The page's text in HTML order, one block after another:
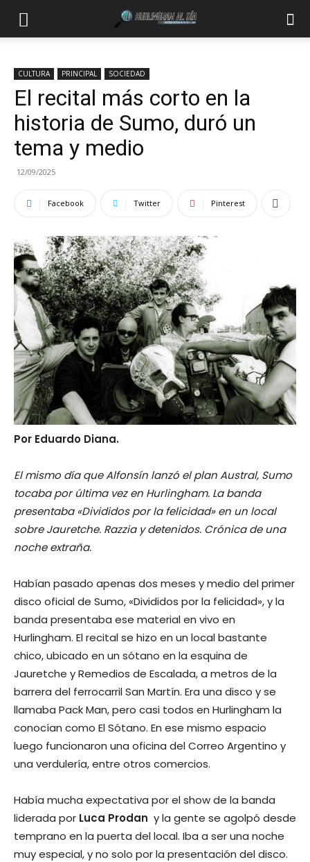
CULTURA PRINCIPAL SOCIEDAD
El recital más corto en la
historia de Sumo, duró un
tema y medio
12/09/2025
Facebook Twitter Pinterest
Por Eduardo Diana.
El mismo día que Alfonsín lanzó el plan Austral, Sumo
tocaba por última vez en Hurlingham. La banda
presentaba «Divididos por la felicidad» en un local
sobre Jauretche. Razzia y detenidos. Crónica de una
noche extraña.
Habían pasado apenas dos meses y medio del primer
disco oficial de Sumo, «Divididos por la felicidad», y la
banda presentaba ese material en vivo en
Hurlingham. El recital se hizo en un local bastante
chico, ubicado en un sótano en la esquina de
Jauretche y Remedios de Escalada, a metros de la
barrera del ferrocarril San Martín. Era una disco y se
llamaba Pack Man, pero casi todos en Hurlingham la
conocían como El Sótano. En ese mismo espacio
luego funcionaron una oficina del Correo Argentino y
una verdulería, entre otros comercios.
Había mucha expectativa por el show de la banda
liderada por Luca Prodan y la gente se agolpó desde
temprano en la puerta del local. Iba a ser una noche
muy especial, y no solo por la presentación del disco.